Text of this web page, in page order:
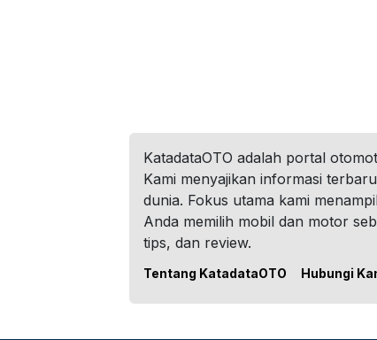
KatadataOTO adalah portal
Kami menyajikan informasi
dunia. Fokus utama kami
Anda memilih mobil dan motor
tips, dan review.
Tentang KatadataOTO Hubungi